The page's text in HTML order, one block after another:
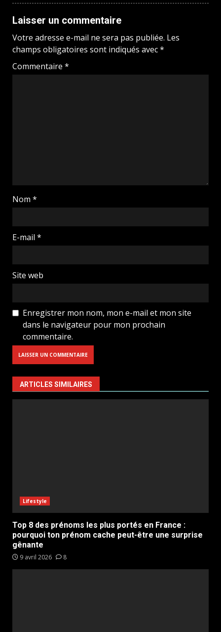
Laisser un commentaire
Votre adresse e-mail ne sera pas publiée. Les
champs obligatoires sont indiqués avec*
Commentaire *
Nom *
E-mail *
Site web
Enregistrer mon nom, mon e-mail et mon site
dans le navigateur pour mon prochain
commentaire.
ARTICLES SIMILAIRES
Lifestyle
Top 8 des prénoms les plus portés en France :
pourquoi ton prénom cache peut-être une surprise
gênante
9 avril 2026 8